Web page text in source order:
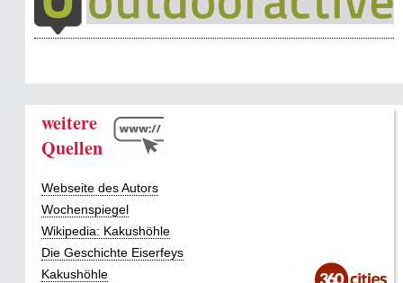
weitere
Quellen
Webseite des Autors
Wochenspiegel
Wikipedia: Kakushöhle
Die Geschichte Eiserfeys
Kakushöhle